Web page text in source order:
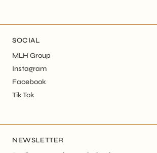
SOCIAL
MLH Group
Instagram
Facebook
Tik Tok
NEWSLETTER